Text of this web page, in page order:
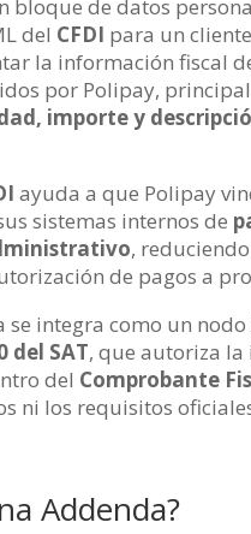
bloque de datos
del CFDI para un
la información fiscal
por Polipay,
importe y
ayuda a que Polipay
sistemas internos de
,
de pagos a
integra como un nodo
del SAT, que autoriza la
del Comprobante
ni los requisitos
Addenda?